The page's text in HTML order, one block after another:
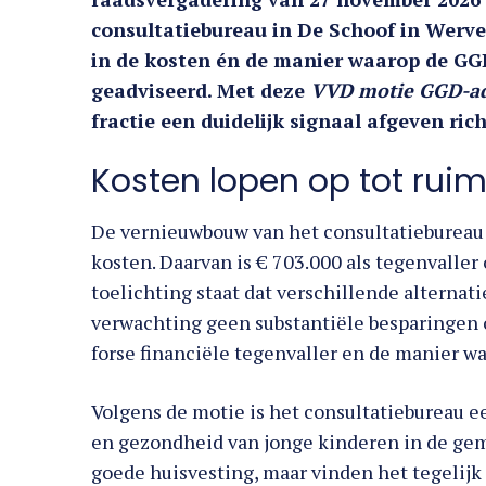
consultatiebureau in De Schoof in
in de kosten én de manier waarop de
geadviseerd. Met deze VVD motie GGD-
fractie een duidelijk signaal afgeven
Kosten lopen op tot
De vernieuwbouw van het
kosten. Daarvan is € 703.000 als
toelichting staat dat verschillende
verwachting geen substantiële
forse financiële tegenvaller en de manier
Volgens de motie is het consultatiebureau
en gezondheid van jonge kinderen in de
goede huisvesting, maar vinden het